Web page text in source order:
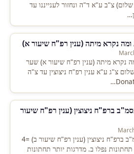
צ"ב ע"א ד"ה ונחזור לענייננו עד
נקרא מיתה (ענין רפ"ח שיעור א) שער
צ"ג ע"א ענין רפ"ח ניצוצין עד צ"ה
ברפ"ח ניצוצין (ענין רפ"ח שיעור
59. המדרגות שנפלו מעסמ"ב ברפ"ח ניצוצין (ענין רפ"ח שיעור ב) =4
נפלו ב. מדרגות יותר תחתונות